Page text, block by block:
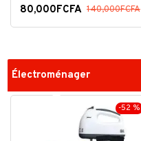
80,000FCFA 140,000FCFA
Électroménager
-52 %